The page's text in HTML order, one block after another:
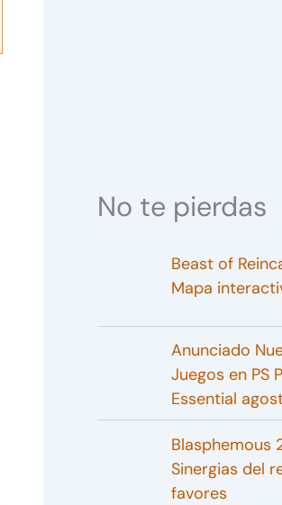
No te pierdas
Beast of
Mapa
Anunciado
Juegos en PS
Essential
Blasphemous
Sinergias del
favores